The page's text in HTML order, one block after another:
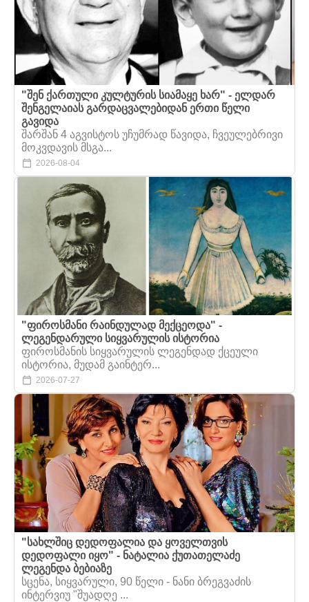
"შენ ქართული კულტურის სიამაყე ხარ" - ელდარ
შენგელაიას გარდაცვალებიდან ერთი წელი
გავიდა
შარშან 4 აგვისტოს უჩუმრად წავიდა, ჩვეულებრივი
მოკვდავის მსგა...
2026-08-04
"ფიროსმანი რაინდულად მექცეოდა" -
ლეგენდარული სიყვარულის ისტორია
ფიროსმანის სიყვარულის ლეგენდად ქცეული
ისტორია, მუდამ გაინტერ...
2026-07-27
"სახლშიც დედოფალია და ყოველთვის
დედოფალი იყო" - ნატალია ქუთათელაძე
ლეგენდა ბებიაზე
სცენა, სიყვარული, 90 წელი - ნანი ბრეგვაძის
ინტერვიუ "შუადღე ...